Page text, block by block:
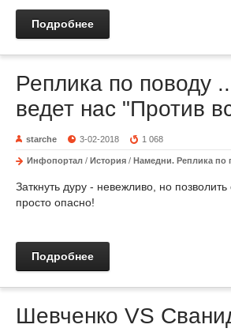
Подробнее
Реплика по поводу
ведет нас "Против
starche 3-02-2018 1 068
Инфопортал / История / Намедни. Реплика по
Заткнуть дуру - невежливо, но
просто опасно!
Подробнее
Шевченко VS